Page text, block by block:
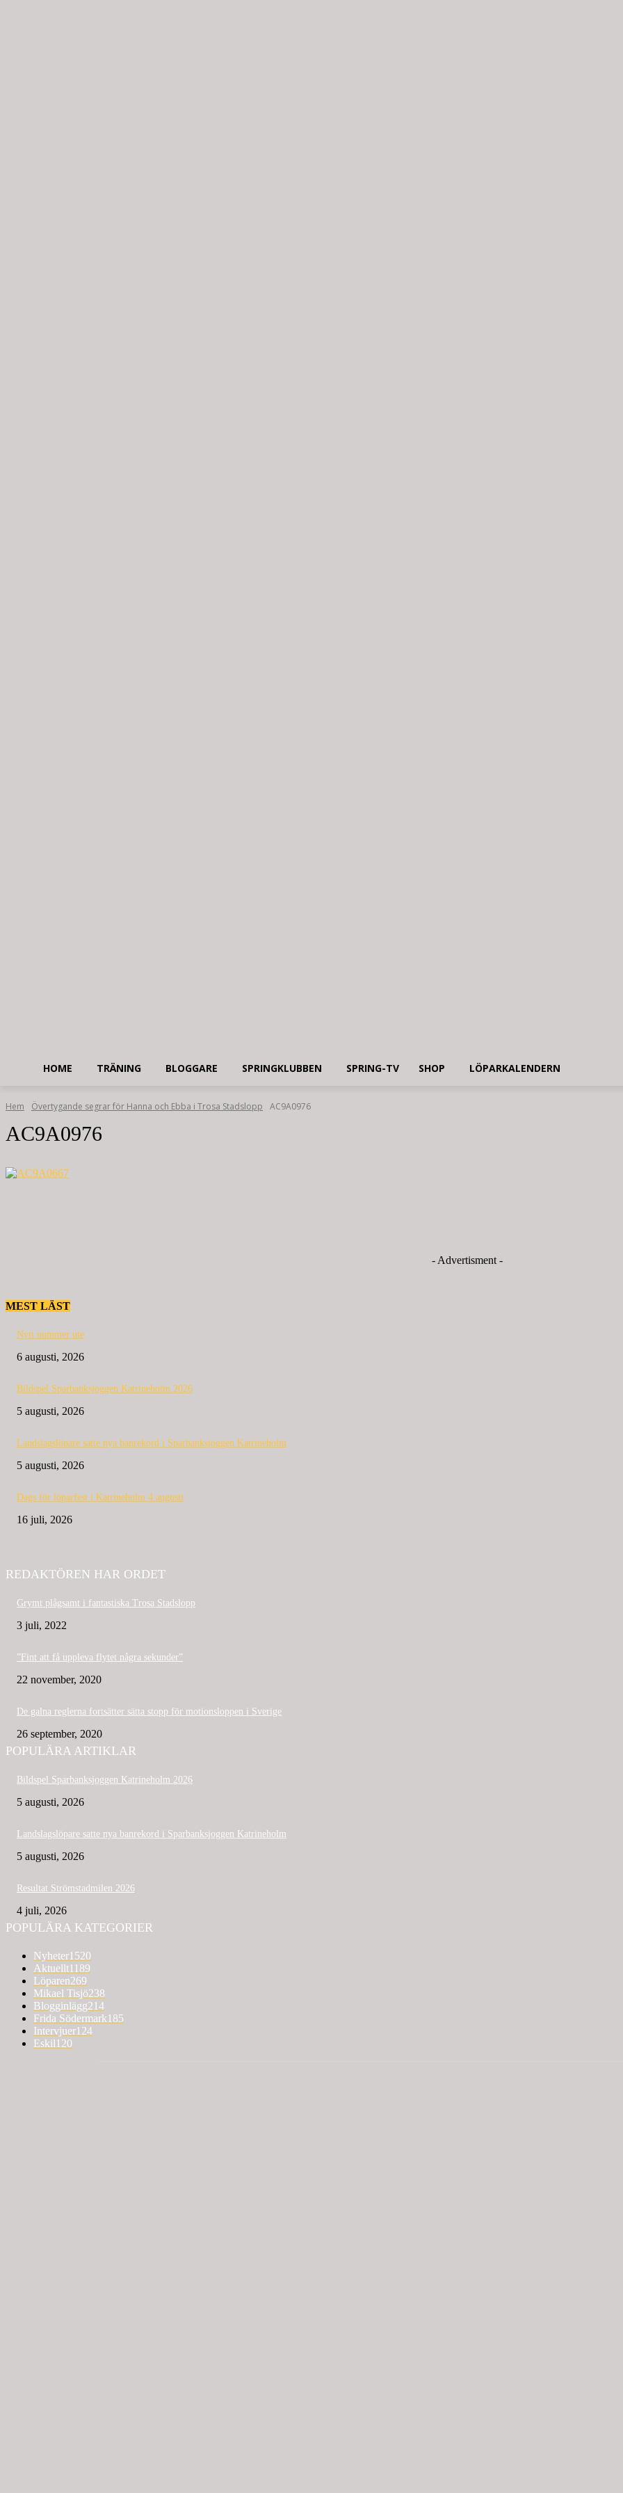
HOME TRÄNING BLOGGARE SPRINGKLUBBEN SPRING-TV SHOP LÖPARKALENDERN
Hem Övertygande segrar för Hanna och Ebba i Trosa Stadslopp AC9A0976
AC9A0976
- Advertisment -
MEST LÄST
Nytt nummer ute
6 augusti, 2026
Bildspel Sparbanksjoggen Katrineholm 2026
5 augusti, 2026
Landslagslöpare satte nya banrekord i Sparbanksjoggen Katrineholm
5 augusti, 2026
Dags för löparfest i Katrineholm 4 augusti
16 juli, 2026
REDAKTÖREN HAR ORDET
Grymt plågsamt i fantastiska Trosa Stadslopp
3 juli, 2022
”Fint att få uppleva flytet några sekunder”
22 november, 2020
De galna reglerna fortsätter sätta stopp för motionsloppen i Sverige
26 september, 2020
POPULÄRA ARTIKLAR
Bildspel Sparbanksjoggen Katrineholm 2026
5 augusti, 2026
Landslagslöpare satte nya banrekord i Sparbanksjoggen Katrineholm
5 augusti, 2026
Resultat Strömstadmilen 2026
4 juli, 2026
POPULÄRA KATEGORIER
Nyheter1520
Aktuellt1189
Löparen269
Mikael Tisjö238
Blogginlägg214
Frida Södermark185
Intervjuer124
Eskil120